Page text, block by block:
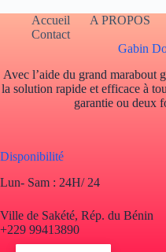
Accueil A PROPOS
Contact
Gabin
Avec l’aide du grand marabout
la solution rapide et efficace à
garantie ou deux
Disponibilité
Lun- Sam : 24H/ 24
Ville de Sakété, Rép. du Bénin
+229 99413890